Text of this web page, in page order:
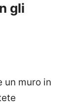
gli
un muro in